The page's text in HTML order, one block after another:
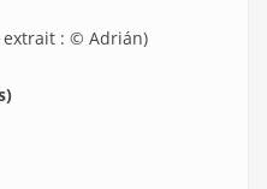
: © Adrián)